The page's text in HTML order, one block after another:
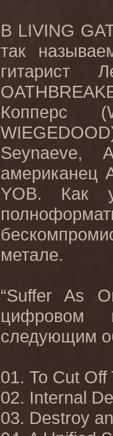
В LIVING
так
гитарист
Копперс
Seynaeve,
американец
YOB. Как
метале.
“Suffer As
цифровом
следующим
01. To Cut
02. Internal
03. Destroy